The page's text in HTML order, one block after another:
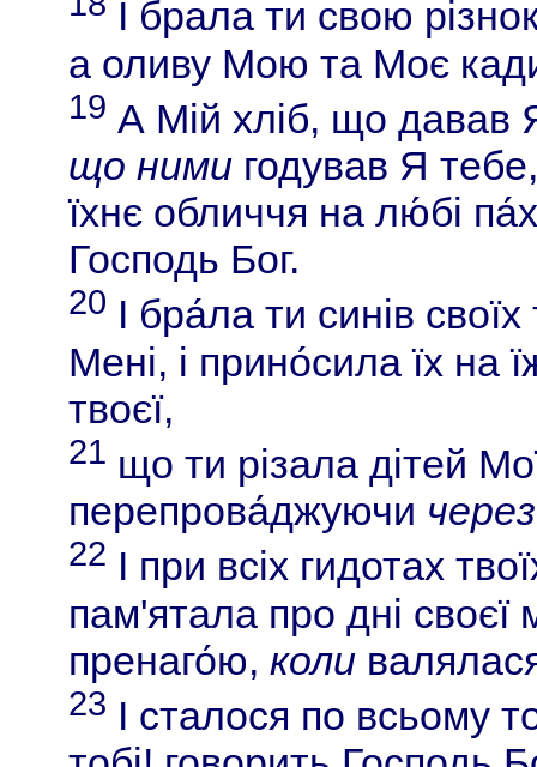
І брала ти свою
а оливу Мою та Моє
19 А Мій хліб, що давав
що ними годував Я
їхнє обличчя на лю́бі
Господь Бог.
20 І бра́ла ти синів
Мені, і прино́сила їх на
твоєї,
21 що ти різала дітей
перепрова́джуючи
22 І при всіх гидотах
пам'ятала про дні
пренаго́ю,коли
23 І сталося по всьому